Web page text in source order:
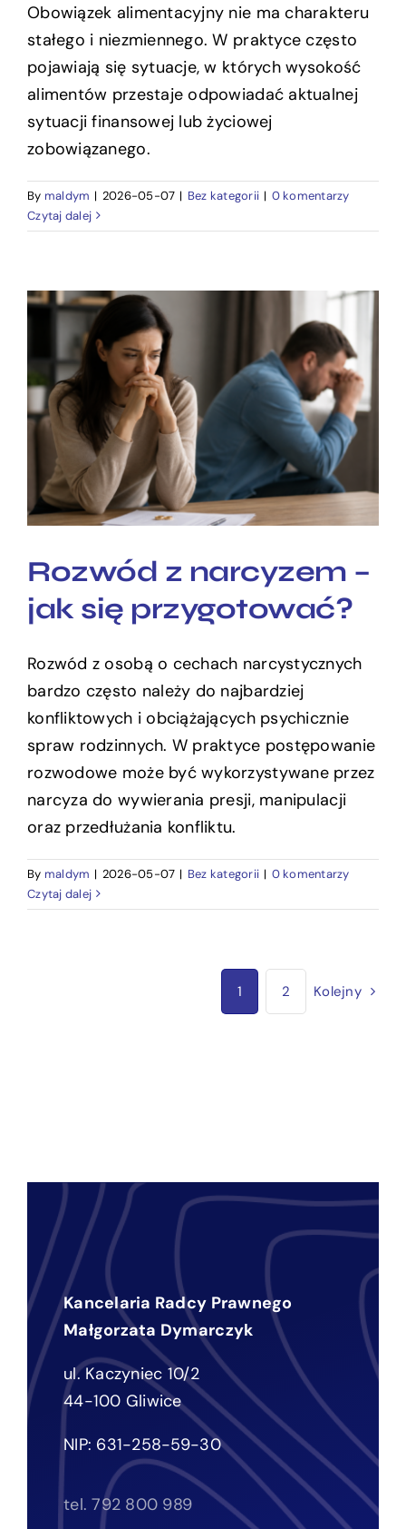
Obowiązek alimentacyjny nie ma charakteru
stałego i niezmiennego. W praktyce często
pojawiają się sytuacje, w których wysokość
alimentów przestaje odpowiadać aktualnej
sytuacji finansowej lub życiowej
zobowiązanego.
By maldym | 2026-05-07 | Bez kategorii | 0 komentarzy
Czytaj dalej
Rozwód z narcyzem – jak
się przygotować?
Rozwód z narcyzem –
jak się przygotować?
Rozwód z osobą o cechach narcystycznych
bardzo często należy do najbardziej
konfliktowych i obciążających psychicznie
spraw rodzinnych. W praktyce postępowanie
rozwodowe może być wykorzystywane przez
narcyza do wywierania presji, manipulacji
oraz przedłużania konfliktu.
By maldym | 2026-05-07 | Bez kategorii | 0 komentarzy
Czytaj dalej
1 2 Kolejny
Kancelaria Radcy Prawnego
Małgorzata Dymarczyk
ul. Kaczyniec 10/2
44-100 Gliwice
NIP: 631-258-59-30
tel. 792 800 989